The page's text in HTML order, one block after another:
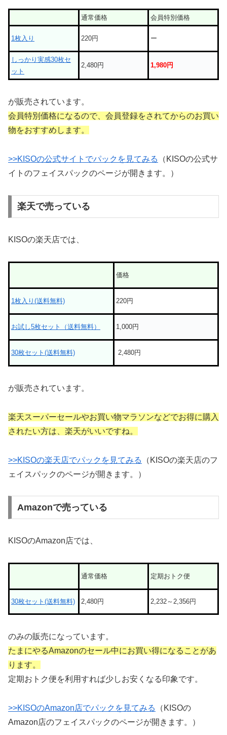
通常価格 会員特別価格
1枚入り 220円 ー
しっかり実感30枚セ
ット
2,480円 1,980円
が販売されています。
会員特別価格になるので、会員登録をされてからのお買い
物をおすすめします。
>>KISOの公式サイトでパックを見てみる
（KISOの公式サ
イトのフェイスパックのページが開きます。）
楽天で売っている
KISOの楽天店では、
価格
1枚入り(送料無料) 220円
お試し5枚セット（送料無料） 1,000円
30枚セット(送料無料) 2,480円
が販売されています。
楽天スーパーセールやお買い物マラソンなどでお得に購入
されたい方は、楽天がいいですね。
>>KISOの楽天店でパックを見てみる
（KISOの楽天店のフ
ェイスパックのページが開きます。）
Amazonで売っている
KISOのAmazon店では、
通常価格 定期おトク便
30枚セット(送料無料) 2,480円 2,232～2,356円
のみの販売になっています。
たまにやるAmazonのセール中にお買い得になることがあ
ります。
定期おトク便を利用すれば少しお安くなる印象です。
>>KISOのAmazon店でパックを見てみる
（KISOの
Amazon店のフェイスパックのページが開きます。）